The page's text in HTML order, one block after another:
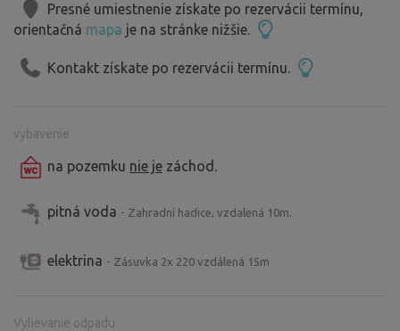
Presné umiestnenie získate po rezervácii termínu,
orientačná mapa je na stránke nižšie.
Kontakt získate po rezervácii termínu.
vybavenie
na pozemku nie je záchod.
pitná voda - Zahradní hadice, vzdalená 10m.
elektrina - Zásuvka 2x 220 vzdálená 15m
Vylievanie odpadu